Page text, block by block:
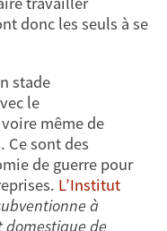
donc les seuls à se
stade
le
même de
Ce sont des
de guerre pour
L’Institut
à
domestique de